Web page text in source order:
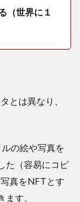
（世界に１
とは異なり、
の絵や写真を
た（容易にコピ
真をNFTとす
す。